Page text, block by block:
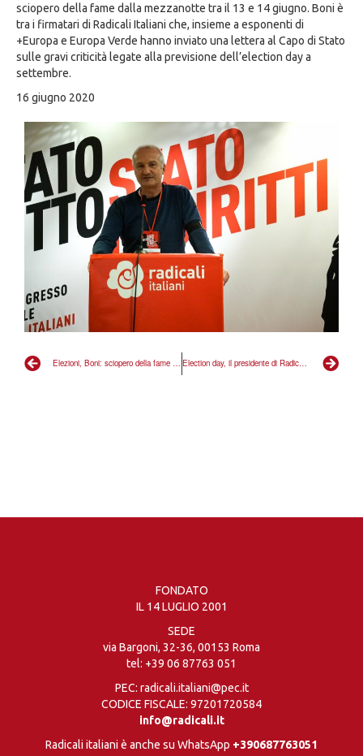
Elezioni, Boni: sciopero della fame contro scelta antidemocratica di accorpare le elezioni il 20 e 21 settembre Election day, il presidente di Radicali Italiani al quinto giorno di sciopero della fame: no al 20 e 21 settembre e all’accorpamento di elezioni e referendum
sciopero della fame dalla mezzanotte tra il 13 e 14 giugno. Boni è
tra i firmatari di Radicali Italiani che, insieme a esponenti di
+Europa e Europa Verde hanno inviato una lettera al Capo di Stato
sulle gravi criticità legate alla previsione dell’election day a
settembre.
16 giugno 2020
FONDATO
IL 14 LUGLIO 2001
SEDE
via Bargoni, 32-36, 00153 Roma
tel: +39 06 87763 051
PEC: radicali.italiani@pec.it
CODICE FISCALE: 97201720584
info@radicali.it
Radicali italiani è anche su WhatsApp +390687763051